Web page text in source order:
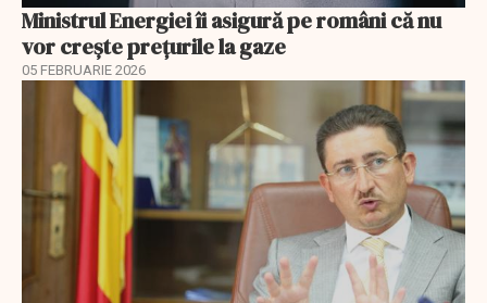
Ministrul Energiei îi asigură pe români că nu
vor creşte preţurile la gaze
05 FEBRUARIE 2026